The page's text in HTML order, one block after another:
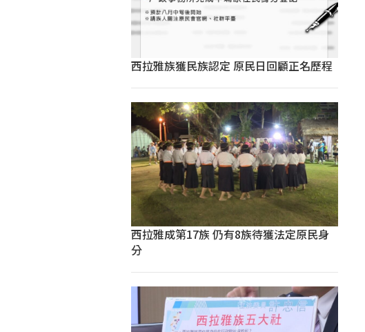
西拉雅族獲民族認定 原民日回顧正名歷程
西拉雅成第17族 仍有8族待獲法定原民身
分